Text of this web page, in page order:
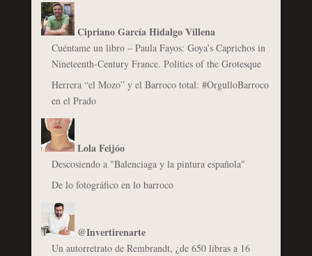
Cipriano García Hidalgo Villena
Cuéntame un libro – Paula Fayos: Goya’s Caprichos in
Nineteenth-Century France. Politics of the Grotesque
Herrera “el Mozo” y el Barroco total: #OrgulloBarroco
en el Prado
Lola Feijóo
Descosiendo a "Balenciaga y la pintura española"
De lo fotográfico en lo barroco
@Invertirenarte
Un autorretrato de Rembrandt, ¿de 650 libras a 16